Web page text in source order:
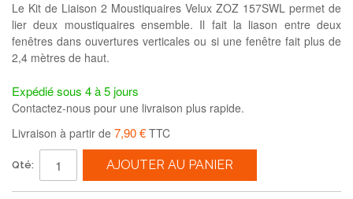
Le Kit de Liaison 2 Moustiquaires Velux ZOZ 157SWL permet de
lier deux moustiquaires ensemble. Il fait la liason entre deux
fenêtres dans ouvertures verticales ou si une fenêtre fait plus de
2,4 mètres de haut.
Expédié sous 4 à 5 jours
Contactez-nous pour une livraison plus rapide.
Livraison à partir de 7,90 € TTC
Qté: AJOUTER AU PANIER